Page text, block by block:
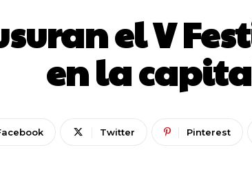
el V
en la
Twitter Pinterest